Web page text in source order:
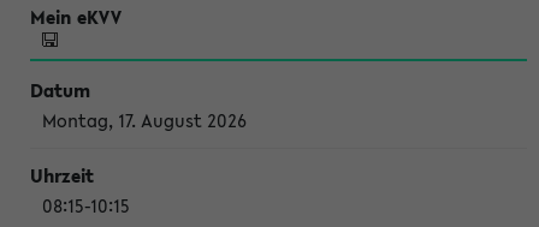
Montag, 17. August 2026
08:15-10:15